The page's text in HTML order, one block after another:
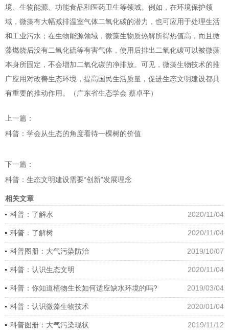
境、生物能源、功能食品和医药卫生等领域。例如，在环境保护领
域，微藻有大幅减排温室气体二氧化碳的潜力，也可应用于处理生活
和工业污水；在生物能源领域，微藻生物质热解所得热值高，而且微
藻燃烧后没有二氧化硫等有害气体，使用后排出二氧化碳可以被微藻
本身所固定，不会增加二氧化碳的净排放。可见，微藻生物技术的推
广应用对改善生态环境，提高国民生活质量，促进生态文明建设都具
有重要的推动作用。（广东省生态学会 蔡卓平）
上一篇：
科普：学会从生态的角度看待一棵树的价值
下一篇：
科普：生态文明建设需要“创新”发展理念
相关文章
2020/11/04
科普：了解水
2020/11/04
科普：了解树
2019/10/07
科普图册：大气污染防治
2020/11/04
科普：认识生态文明
2019/03/04
科普：你知道植物生长如何适应缺水环境的吗?
2020/01/04
科普：认识微藻生物技术
2019/11/12
科普图册：大气污染现状